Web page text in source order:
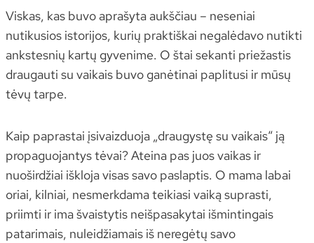
Viskas, kas buvo aprašyta aukščiau – neseniai
nutikusios istorijos, kurių praktiškai negalėdavo nutikti
ankstesnių kartų gyvenime. O štai sekanti priežastis
draugauti su vaikais buvo ganėtinai paplitusi ir mūsų
tėvų tarpe.
Kaip paprastai įsivaizduoja „draugystę su vaikais“ ją
propaguojantys tėvai? Ateina pas juos vaikas ir
nuoširdžiai iškloja visas savo paslaptis. O mama labai
oriai, kilniai, nesmerkdama teikiasi vaiką suprasti,
priimti ir ima švaistytis neišpasakytai išmintingais
patarimais, nuleidžiamais iš neregėtų savo